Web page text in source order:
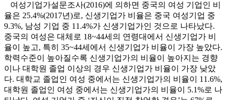
여성기업가설문조사(2016)에 의하면 중국의 여성 기업인 비
율은 25.4%(2017년)로, 신생기업가 비율은 중국 여성기업 중
9.3%, 남성 기업 중 11.4%가 신생기업가인 것으로 나타났다.
중국의 여성은 대체로 18~44세의 연령대에서 신생기업가 비
율이 높고, 특히 35~44세에서 신생기업가 비율이 가장 높았다.
학력수준이 높아질수록 신생기업가의 비율이 높아지는 경향
이나 대학원 졸업 이상의 경우 신생기업가 비율이 가장 낮았
다. 대학교 졸업인 여성 중에서는 신생기업가의 비율이 11.6%,
대학원 졸업인 여성 중에서는 신생기업가의 비율이 5.1%로 나